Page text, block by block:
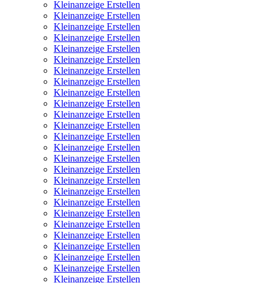
Kleinanzeige Erstellen
Kleinanzeige Erstellen
Kleinanzeige Erstellen
Kleinanzeige Erstellen
Kleinanzeige Erstellen
Kleinanzeige Erstellen
Kleinanzeige Erstellen
Kleinanzeige Erstellen
Kleinanzeige Erstellen
Kleinanzeige Erstellen
Kleinanzeige Erstellen
Kleinanzeige Erstellen
Kleinanzeige Erstellen
Kleinanzeige Erstellen
Kleinanzeige Erstellen
Kleinanzeige Erstellen
Kleinanzeige Erstellen
Kleinanzeige Erstellen
Kleinanzeige Erstellen
Kleinanzeige Erstellen
Kleinanzeige Erstellen
Kleinanzeige Erstellen
Kleinanzeige Erstellen
Kleinanzeige Erstellen
Kleinanzeige Erstellen
Kleinanzeige Erstellen